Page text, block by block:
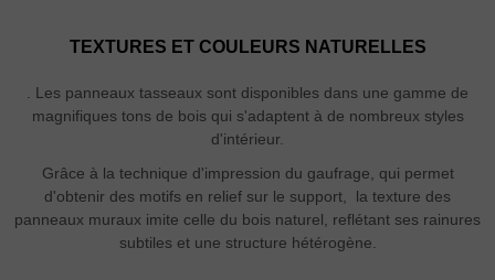
TEXTURES ET COULEURS NATURELLES
. Les panneaux tasseaux sont disponibles dans une gamme de
magnifiques tons de bois qui s'adaptent à de nombreux styles
d'intérieur.
Grâce à la technique d'impression du gaufrage, qui permet
d'obtenir des motifs en relief sur le support, la texture des
panneaux muraux imite celle du bois naturel, reflétant ses rainures
subtiles et une structure hétérogène